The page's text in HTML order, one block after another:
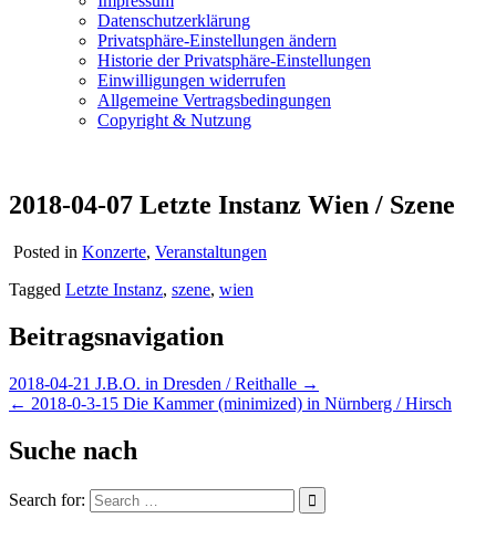
Datenschutzerklärung
Privatsphäre-Einstellungen ändern
Historie der Privatsphäre-Einstellungen
Einwilligungen widerrufen
Allgemeine Vertragsbedingungen
Copyright & Nutzung
2018-04-07 Letzte Instanz Wien / Szene
Posted in Konzerte, Veranstaltungen
Tagged Letzte Instanz, szene, wien
Beitragsnavigation
2018-04-21 J.B.O. in Dresden / Reithalle →
← 2018-0-3-15 Die Kammer (minimized) in Nürnberg / Hirsch
Suche nach
Search for: